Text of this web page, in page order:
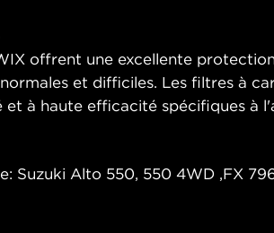
offrent une excellente
et difficiles. Les filtres à
et à haute efficacité spécifiques à
Suzuki Alto 550, 550 4WD ,FX